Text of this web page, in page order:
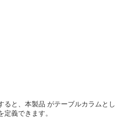
ると、本製品 がテーブルカラムとし
義できます。